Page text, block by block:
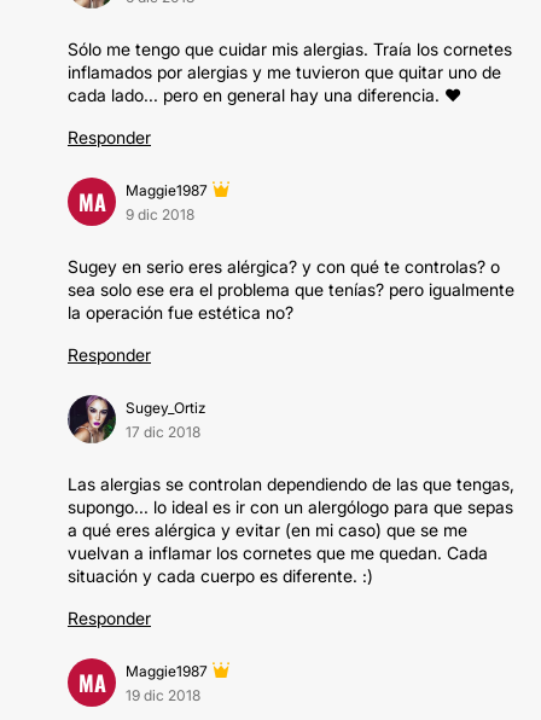
Sólo me tengo que cuidar mis alergias. Traía los cornetes
inflamados por alergias y me tuvieron que quitar uno de
cada lado... pero en general hay una diferencia. ♥️
Responder
MA
Maggie1987
9 dic 2018
Sugey en serio eres alérgica? y con qué te controlas? o
sea solo ese era el problema que tenías? pero igualmente
la operación fue estética no?
Responder
Sugey_Ortiz
17 dic 2018
Las alergias se controlan dependiendo de las que tengas,
supongo... lo ideal es ir con un alergólogo para que sepas
a qué eres alérgica y evitar (en mi caso) que se me
vuelvan a inflamar los cornetes que me quedan. Cada
situación y cada cuerpo es diferente. :)
Responder
MA
Maggie1987
19 dic 2018